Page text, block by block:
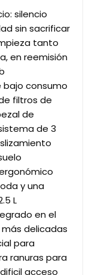
silencio
sin sacrificar
tanto
en reemisión
bajo consumo
filtros de
de
de 3
y una
L
en el
delicadas
para
ranuras para
acceso